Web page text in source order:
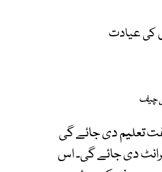
کی عیادت
تعلیم دی جائے گی
لاکھ روپے کی میرج گرانٹ دی جائے گی۔ اس